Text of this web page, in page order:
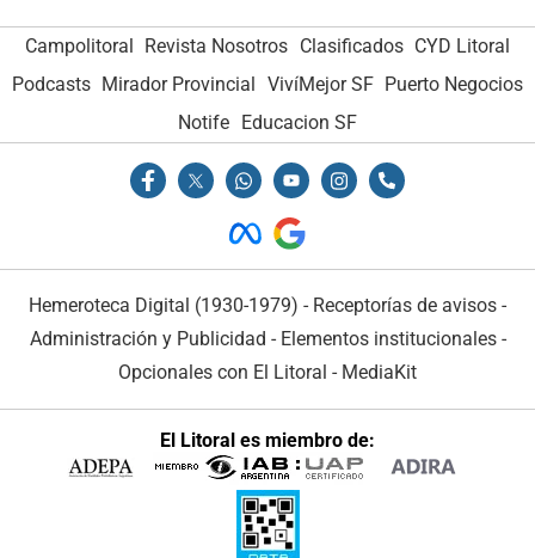
Campolitoral Revista Nosotros Clasificados CYD Litoral
Podcasts Mirador Provincial VivíMejor SF Puerto Negocios
Notife Educacion SF
Hemeroteca Digital (1930-1979) - Receptorías de avisos -
Administración y Publicidad - Elementos institucionales-
Opcionales con El Litoral - MediaKit
El Litoral es miembro de: